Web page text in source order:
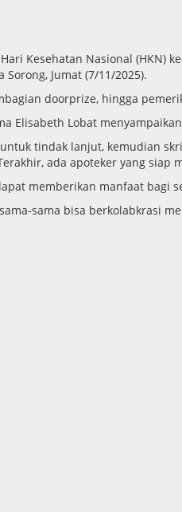
Kesehatan Nasional (HKN)
Jumat (7/11/2025).
doorprize, hingga
Elisabeth Lobat
tindak lanjut, kemudian
ada apoteker yang
memberikan manfaat bagi
sama bisa berkolabkrasi